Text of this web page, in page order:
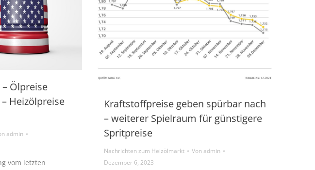
Kraftstoffpreise geben spürbar nach
– weiterer Spielraum für günstigere
Spritpreise
Nachrichten zum Heizölmarkt Vonadmin
Dezember 6, 2023
Ölpreise
Heizölpreise
admin
vom letzten